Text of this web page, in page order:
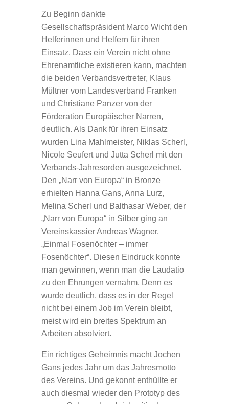
Zu Beginn dankte
Gesellschaftspräsident Marco Wicht den
Helferinnen und Helfern für ihren
Einsatz. Dass ein Verein nicht ohne
Ehrenamtliche existieren kann, machten
die beiden Verbandsvertreter, Klaus
Mültner vom Landesverband Franken
und Christiane Panzer von der
Förderation Europäischer Narren,
deutlich. Als Dank für ihren Einsatz
wurden Lina Mahlmeister, Niklas Scherl,
Nicole Seufert und Jutta Scherl mit den
Verbands-Jahresorden ausgezeichnet.
Den „Narr von Europa“ in Bronze
erhielten Hanna Gans, Anna Lurz,
Melina Scherl und Balthasar Weber, der
„Narr von Europa“ in Silber ging an
Vereinskassier Andreas Wagner.
„Einmal Fosenöchter – immer
Fosenöchter“. Diesen Eindruck konnte
man gewinnen, wenn man die Laudatio
zu den Ehrungen vernahm. Denn es
wurde deutlich, dass es in der Regel
nicht bei einem Job im Verein bleibt,
meist wird ein breites Spektrum an
Arbeiten absolviert.
Ein richtiges Geheimnis macht Jochen
Gans jedes Jahr um das Jahresmotto
des Vereins. Und gekonnt enthüllte er
auch diesmal wieder den Prototyp des